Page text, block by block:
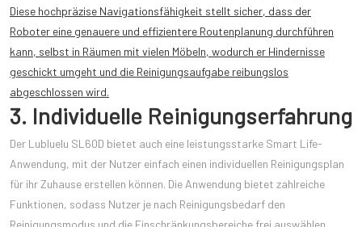
Diese hochpräzise Navigationsfähigkeit stellt sicher, dass der
Roboter eine genauere und effizientere Routenplanung durchführen
kann, selbst in Räumen mit vielen Möbeln, wodurch er Hindernisse
geschickt umgeht und die Reinigungsaufgabe reibungslos
abgeschlossen wird.
3. Individuelle Reinigungserfahrung
Der Lubluelu SL60D bietet auch eine leistungsstarke Smart Life-
Anwendung, mit der Nutzer einfach einen individuellen Reinigungsplan
für ihr Zuhause erstellen können. Die Anwendung bietet zahlreiche
Funktionen, sodass Nutzer je nach Reinigungsbedarf den